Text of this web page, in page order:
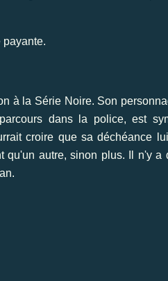
payante.
à la Série Noire. Son
dans la police, est
croire que sa déchéance
autre, sinon plus. Il n'y a